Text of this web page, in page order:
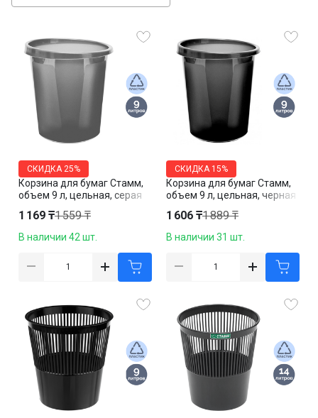
Корзина для бумаг Стамм,
объем 9 л, цельная, серая
СКИДКА 25%
1 169 ₸1 559 ₸
В наличии 42 шт.
Корзина для бумаг Стамм,
объем 9 л, цельная, черная
СКИДКА 15%
1 606 ₸1 889 ₸
В наличии 31 шт.